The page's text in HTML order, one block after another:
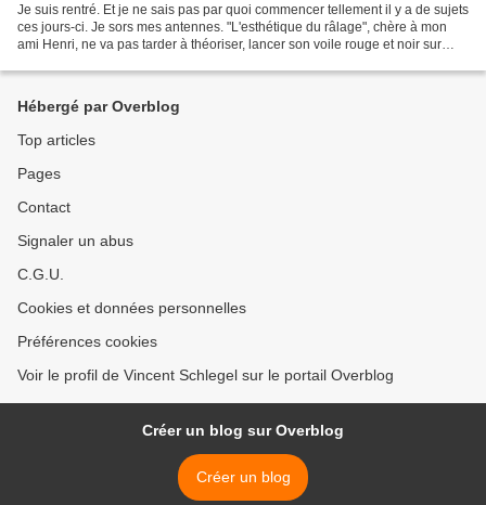
Je suis rentré. Et je ne sais pas par quoi commencer tellement il y a de sujets
ces jours-ci. Je sors mes antennes. "L'esthétique du râlage", chère à mon
ami Henri, ne va pas tarder à théoriser, lancer son voile rouge et noir sur
Hébergé par Overblog
Top articles
Pages
Contact
Signaler un abus
C.G.U.
Cookies et données personnelles
Préférences cookies
Voir le profil de Vincent Schlegel sur le portail Overblog
Créer un blog sur Overblog
Créer un blog